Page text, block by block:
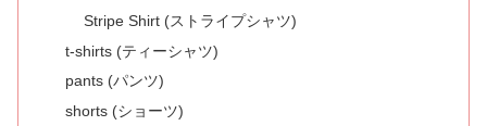
Stripe Shirt (ストライプシャツ)
t-shirts (ティーシャツ)
pants (パンツ)
shorts (ショーツ)